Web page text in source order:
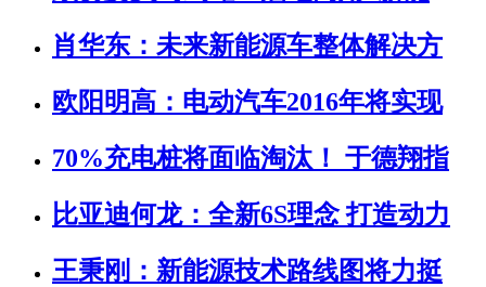
肖华东：未来新能源车整体解决方
欧阳明高：电动汽车2016年将实现
70%充电桩将面临淘汰！ 于德翔指
比亚迪何龙：全新6S理念 打造动力
王秉刚：新能源技术路线图将力挺